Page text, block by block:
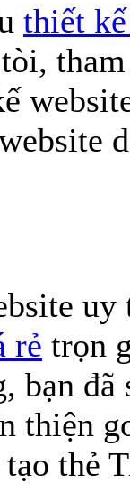
thiết
rẻ trọn
bạn
thiện
tạo thẻ